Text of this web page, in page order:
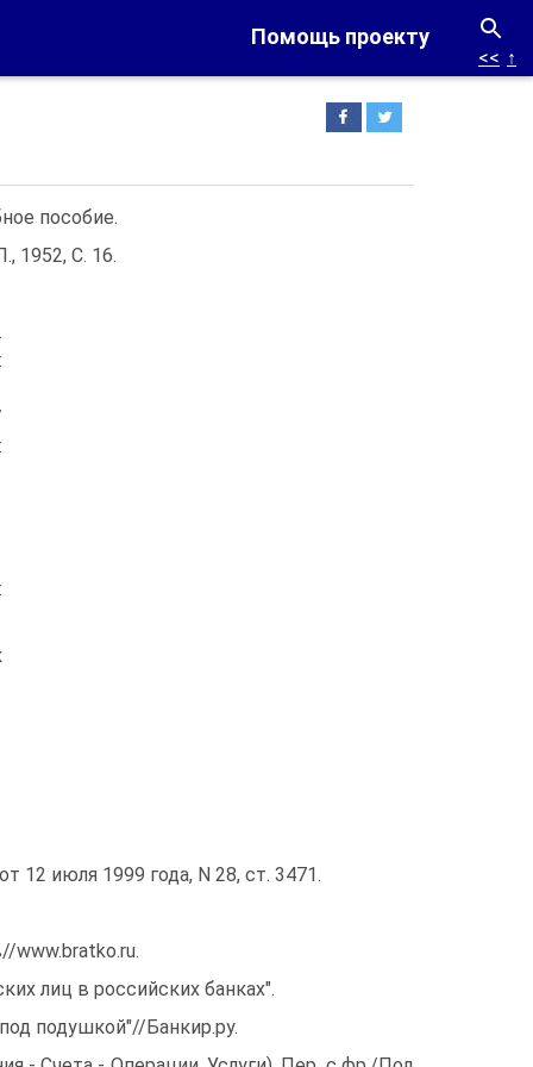
Помощь проекту
<< ↑
пособие.
1952, С. 16.
12 июля 1999 года, N 28, ст. 3471.
www.bratko.ru.
лиц в российских банках".
подушкой"//Банкир.ру.